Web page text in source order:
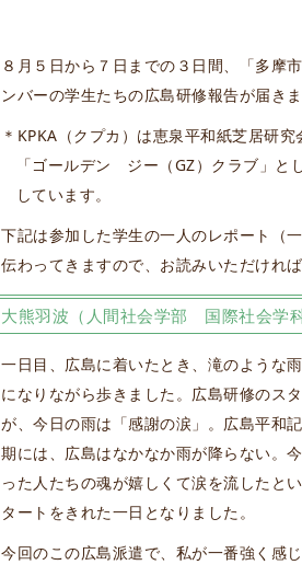
８月５日から７日までの３日間、「多摩
ンバーの学生たちの広島研修報告が届き
＊KPKA（クプカ）は恵泉平和紙芝居研
「ゴールデン ジー（GZ）クラブ」と
しています。
下記は参加した学生の一人のレポート（
伝わってきますので、お読みいただければ
大熊羽波（人間社会学部 国際社会学
一日目、広島に着いたとき、滝のような
になりながら歩きました。広島研修のス
が、今日の雨は「感謝の涙」。広島平和
期には、広島はなかなか雨が降らない。
った人たちの魂が嬉しくて涙を流したと
タートをきれた一日となりました。
今回のこの広島派遣で、私が一番強く感